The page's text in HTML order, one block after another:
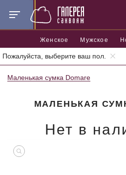
Женское Мужское
Пожалуйста, выберите ваш пол.
Главная Женские сумки
Маленькая сумка Domare
МАЛЕНЬКАЯ
Нет в